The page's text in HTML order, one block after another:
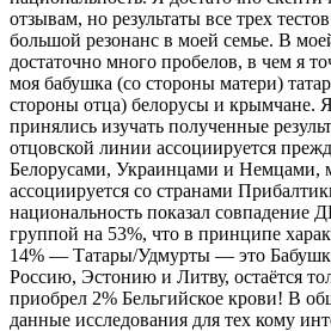
отзывам, но результаты все трех
большой резонанс в моей семье. В
достаточно много пробелов, в чем я
моя бабушка (со стороны матери)
стороны отца) белорусы и крымчане.
принялись изучать полученные
отцовской линии ассоциируется
Белорусами, Украинцами и Немцами,
ассоциируется со странами
национальность показал совпадение
группой на 53%, что в принципе
14% — Татары/Удмурты — это
Россию, Эстонию и Литву, остаётся
приобрел 2% Бельгийское крови! В
данные исследования для тех кому